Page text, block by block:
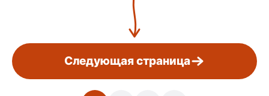
Следующая страница